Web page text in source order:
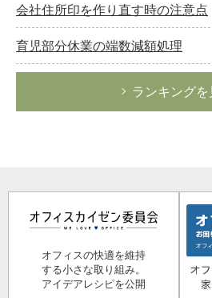
会社住所印を作り直す時の注意点
育児部分休業の端数減額処理
ランキングを
オフィスの快適を維持
する小さな取り組み。
アイデアレシピを公開